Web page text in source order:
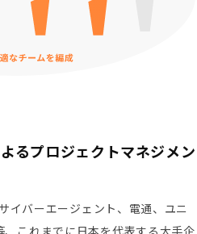
るプロジェクトマネジメン
イバーエージェント、電通、ユニ